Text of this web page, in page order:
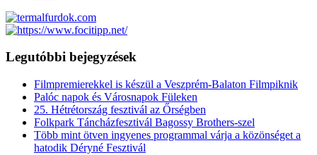
Legutóbbi bejegyzések
Filmpremierekkel is készül a Veszprém-Balaton Filmpiknik
Palóc napok és Városnapok Füleken
25. Hétrétország fesztivál az Őrségben
Folkpark Táncházfesztivál Bagossy Brothers-szel
Több mint ötven ingyenes programmal várja a közönséget a
hatodik Déryné Fesztivál